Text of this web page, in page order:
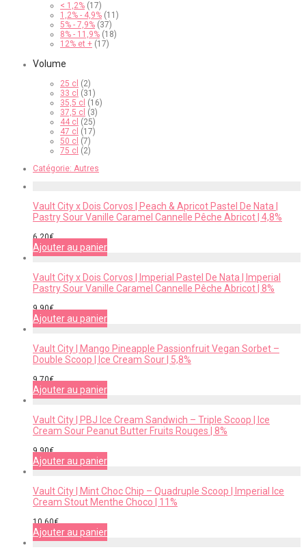
< 1,2% (17)
1,2% - 4,9% (11)
5% - 7,9% (37)
8% - 11,9% (18)
12% et + (17)
Volume
25 cl (2)
33 cl (31)
35,5 cl (16)
37,5 cl (3)
44 cl (25)
47 cl (17)
50 cl (7)
75 cl (2)
Catégorie: Autres
Vault City x Dois Corvos | Peach & Apricot Pastel De Nata |
Pastry Sour Vanille Caramel Cannelle Pêche Abricot | 4,8%
6,20€
Ajouter au panier
Vault City x Dois Corvos | Imperial Pastel De Nata | Imperial
Pastry Sour Vanille Caramel Cannelle Pêche Abricot | 8%
9,90€
Ajouter au panier
Vault City | Mango Pineapple Passionfruit Vegan Sorbet –
Double Scoop | Ice Cream Sour | 5,8%
9,70€
Ajouter au panier
Vault City | PBJ Ice Cream Sandwich – Triple Scoop | Ice
Cream Sour Peanut Butter Fruits Rouges | 8%
9,90€
Ajouter au panier
Vault City | Mint Choc Chip – Quadruple Scoop | Imperial Ice
Cream Stout Menthe Choco | 11%
10,60€
Ajouter au panier